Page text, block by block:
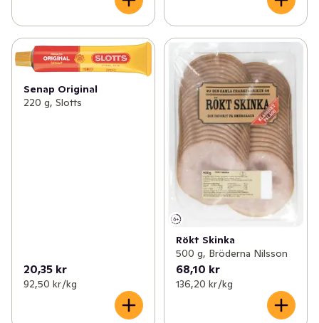
Senap Original
220 g, Slotts
20,35 kr
92,50 kr /kg
Rökt Skinka
500 g, Bröderna Nilsson
68,10 kr
136,20 kr /kg